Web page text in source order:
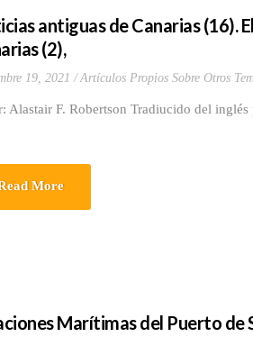
antiguas de Canarias (16).
(2),
19, 2021 Artículos Propios Sobre Otros
Alastair F. Robertson Tradiucido del
More
Marítimas del Puerto de